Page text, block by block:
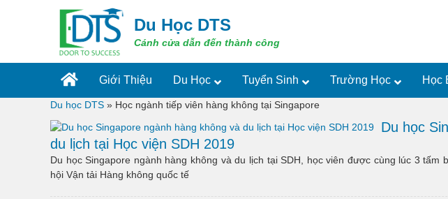
Du Học DTS
Cánh cửa dẫn đến thành công
Giới Thiệu Du Học Tuyển Sinh Trường Học Học
Du học DTS » Học ngành tiếp viên hàng không tại Singapore
Du học
du lịch tại Học viện SDH 2019
Du học Singapore ngành hàng không và du lịch tại SDH, học viên được cùng lúc 3 tấm
hội Vận tải Hàng không quốc tế